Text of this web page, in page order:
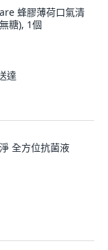
蜂膠薄荷口氣清
糖), 1個
達
全方位抗菌液